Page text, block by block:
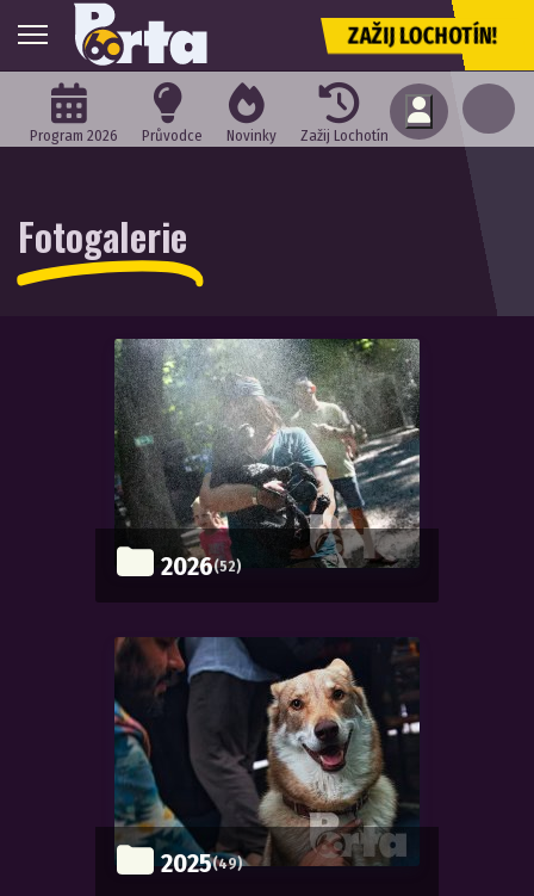
ZAŽIJ LOCHOTÍN!
Program 2026 Průvodce Novinky Zažij Lochotín
Fotogalerie
2026(52)
2025(49)